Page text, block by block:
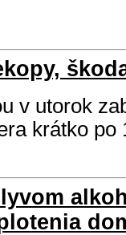
v utorok
krátko po